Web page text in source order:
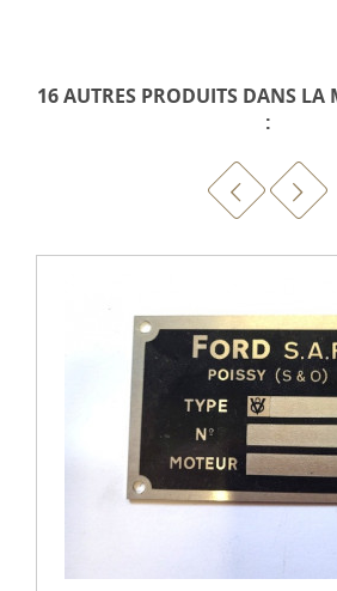
16 AUTRES PRODUITS DANS LA
: